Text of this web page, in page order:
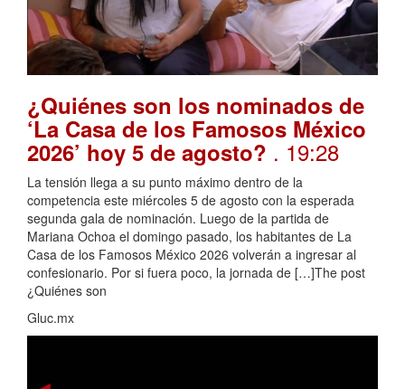
¿Quiénes son los nominados de
‘La Casa de los Famosos México
2026’ hoy 5 de agosto? . 19:28
La tensión llega a su punto máximo dentro de la
competencia este miércoles 5 de agosto con la esperada
segunda gala de nominación. Luego de la partida de
Mariana Ochoa el domingo pasado, los habitantes de La
Casa de los Famosos México 2026 volverán a ingresar al
confesionario. Por si fuera poco, la jornada de […]The post
¿Quiénes son
Gluc.mx